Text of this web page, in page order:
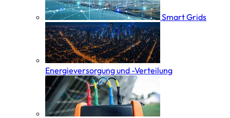
Smart Grids
Energieversorgung und -Verteilung